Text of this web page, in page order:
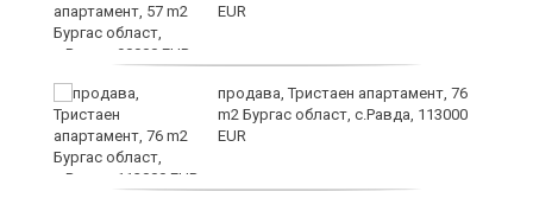
EUR
продава, Тристаен апартамент, 76
m2 Бургас област, с.Равда, 113000
EUR